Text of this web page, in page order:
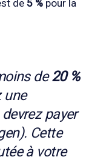
de 5 % pour la
de20 %
une
payer
Cette
à votre